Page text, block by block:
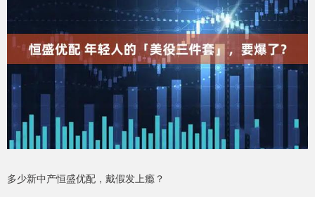
多少新中产恒盛优配，戴假发上瘾？